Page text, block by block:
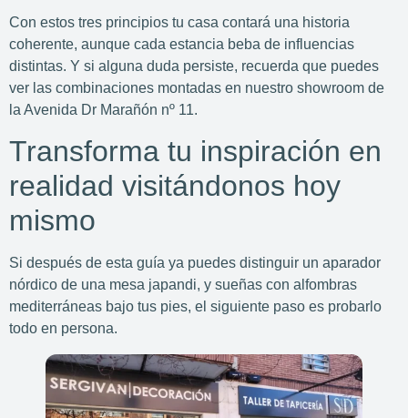
Con estos tres principios tu casa contará una historia
coherente, aunque cada estancia beba de influencias
distintas. Y si alguna duda persiste, recuerda que puedes
ver las combinaciones montadas en nuestro showroom de
la Avenida Dr Marañón nº 11.
Transforma tu inspiración en
realidad visitándonos hoy
mismo
Si después de esta guía ya puedes distinguir un aparador
nórdico de una mesa japandi, y sueñas con alfombras
mediterráneas bajo tus pies, el siguiente paso es probarlo
todo en persona.